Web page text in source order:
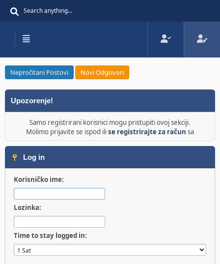
Nepročitani Postovi Novi Odgovori
Upozorenje!
Samo registrirani korisnici mogu pristupiti ovoj sekciji.
Molimo prijavite se ispod ilise registrirajte za račun sa
Log in
Korisničko ime:
Lozinka:
Time to stay logged in: